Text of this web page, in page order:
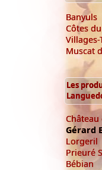
Banyuls
Côtes
Villages-
Muscat
Les
Château
Gérard
Lorgeril
Prieuré
Bébian